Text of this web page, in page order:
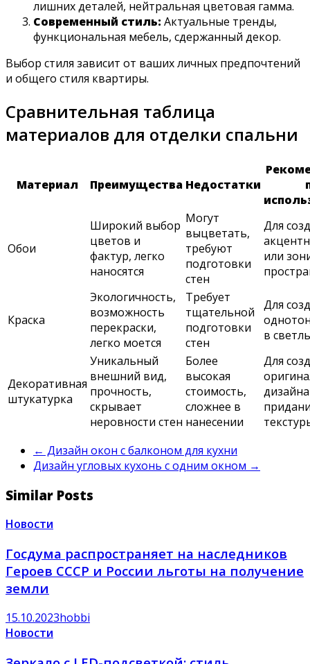
лишних деталей, нейтральная цветовая гамма.
Современный стиль: Актуальные тренды,
функциональная мебель, сдержанный декор.
Выбор стиля зависит от ваших личных предпочтений
и общего стиля квартиры.
Сравнительная таблица
материалов для отделки спальни
Материал Преимущества Недостатки
Обои
Широкий выбор
цветов и
фактур, легко
наносятся
Могут
выцветать,
требуют
подготовки
стен
Для
или
Краска
Экологичность,
возможность
перекраски,
легко моется
Требует
тщательной
подготовки
стен
Для
в
Декоративная
штукатурка
Уникальный
внешний вид,
прочность,
скрывает
неровности стен
Более
высокая
стоимость,
сложнее в
нанесении
Для
← Дизайн окон с балконом для кухни
Дизайн угловых кухонь с одним окном →
Similar Posts
Новости
Госдума распространяет на наследников
Героев СССР и России льготы на получение
земли
15.10.2023hobbi
Новости